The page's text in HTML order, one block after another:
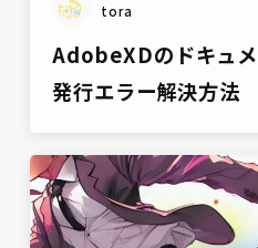
tora
AdobeXDのドキュ
発行エラー解決方法
雑談